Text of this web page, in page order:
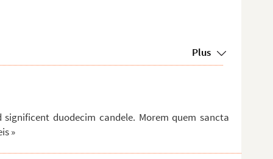
Plus
duodecim candele. Morem quem sancta
»